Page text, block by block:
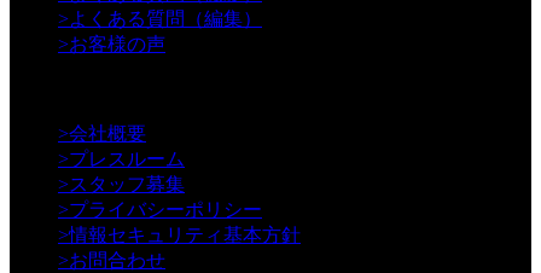
>よくある質問（編集）
>お客様の声
>会社概要
>プレスルーム
>スタッフ募集
>プライバシーポリシー
>情報セキュリティ基本方針
>お問合わせ